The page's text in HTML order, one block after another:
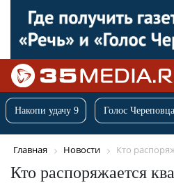
Накопи удачу 9 Голос Череповца
Главная Новости Кто
Кто распоряжается